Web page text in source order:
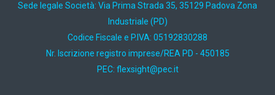
Sede legale Società: Via Prima Strada 35, 35129 Padova Zona
Industriale (PD)
Codice Fiscale e P.IVA: 05192830288
Nr. Iscrizione registro imprese/REA PD - 450185
PEC: ti.cep@thgisxelf